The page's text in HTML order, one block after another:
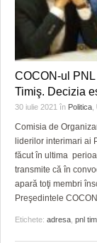
COCON-ul
Timiş. Decizia
30 iulie 2021 în Politica
Comisia de
liderilor interimari ai
făcut în ultima
transmite că în
apară toţi membri
Preşedintele COCON
Etichete: adresa pnl